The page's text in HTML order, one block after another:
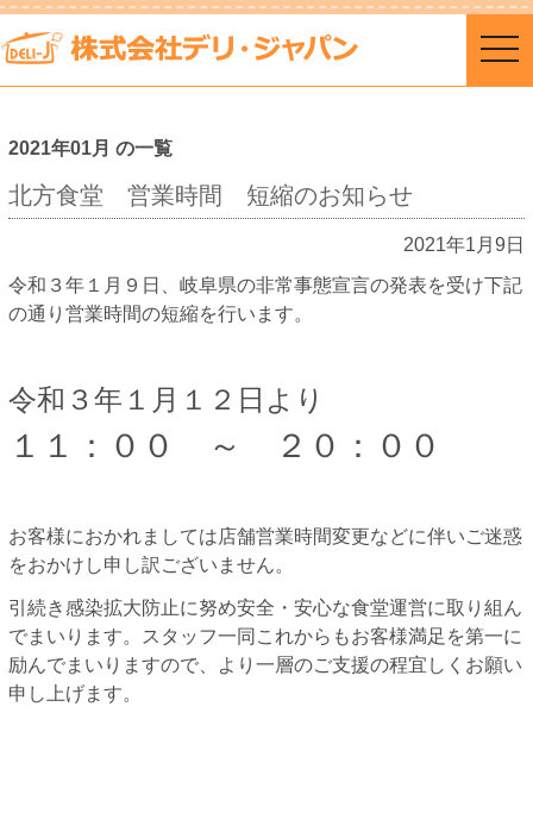
2021年01月 の一覧
北方食堂 営業時間 短縮のお知らせ
2021年1月9日
令和３年１月９日、岐阜県の非常事態宣言の発表を受け下記
の通り営業時間の短縮を行います。
令和３年１月１２日より
１１：００ ～ ２０：００
お客様におかれましては店舗営業時間変更などに伴いご迷惑
をおかけし申し訳ございません。
引続き感染拡大防止に努め安全・安心な食堂運営に取り組ん
でまいります。スタッフ一同これからもお客様満足を第一に
励んでまいりますので、より一層のご支援の程宜しくお願い
申し上げます。